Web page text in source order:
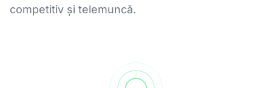
competitiv și telemuncă.